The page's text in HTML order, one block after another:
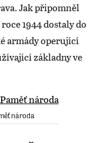
Jak připomněl
1944 dostaly do
armády operující
základny ve
národa